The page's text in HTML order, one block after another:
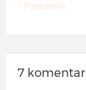
Poprzedni
7